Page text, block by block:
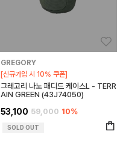
GREGORY
[신규가입 시 10% 쿠폰]
그레고리 나노 패디드 케이스L - TERR
AIN GREEN (43J74050)
53,100 59,000 10%
SOLD OUT